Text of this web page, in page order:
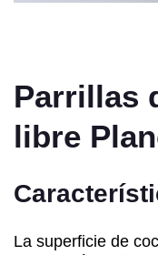
Parrillas
libre
La superficie de